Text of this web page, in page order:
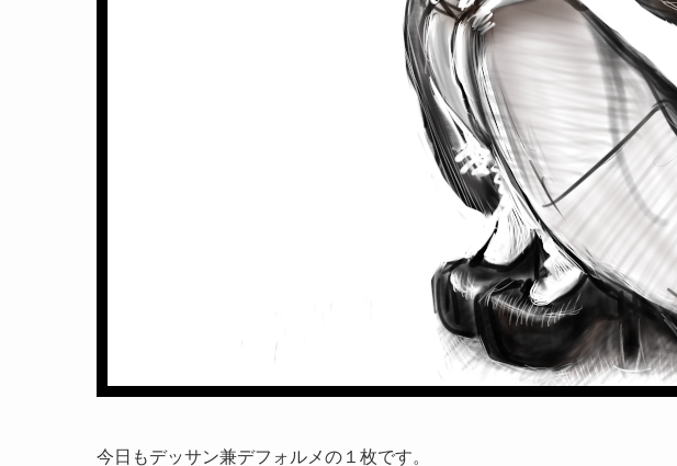
今日もデッサン兼デフォルメの１枚です。